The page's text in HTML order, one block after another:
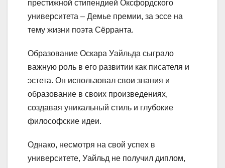
престижной стипендией Оксфордского
университета – Демье премии, за эссе на
тему жизни поэта Сёрранта.
Образование Оскара Уайльда сыграло
важную роль в его развитии как писателя и
эстета. Он использовал свои знания и
образование в своих произведениях,
создавая уникальный стиль и глубокие
философские идеи.
Однако, несмотря на свой успех в
университете, Уайльд не получил диплом,